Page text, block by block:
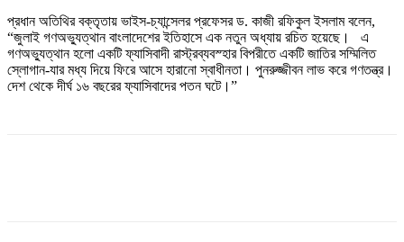
প্রধান অতিথির বক্তৃতায় ভাইস-চ্যান্সেলর প্রফেসর ড. কাজী রফিকুল ইসলাম বলেন,
“জুলাই গণঅভ্যুত্থান বাংলাদেশের ইতিহাসে এক নতুন অধ্যায় রচিত হয়েছে। এ
গণঅভ্যুত্থান হলো একটি ফ্যাসিবাদী রাস্ট্রব্যবস্হার বিপরীতে একটি জাতির সম্মিলিত
স্লোগান-যার মধ্য দিয়ে ফিরে আসে হারানো স্বাধীনতা। পুনরুজ্জীবন লাভ করে গণতন্ত্র।
দেশ থেকে দীর্ঘ ১৬ বছরের ফ্যাসিবাদের পতন ঘটে।”